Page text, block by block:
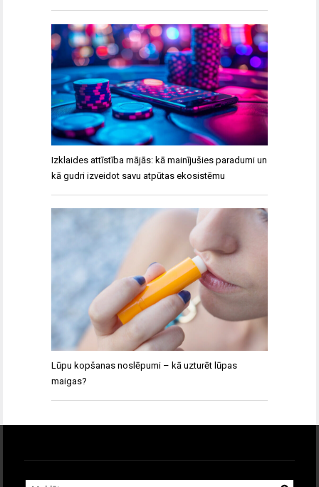
Izklaides attīstība mājās: kā mainījušies paradumi un
kā gudri izveidot savu atpūtas ekosistēmu
Lūpu kopšanas noslēpumi – kā uzturēt lūpas
maigas?